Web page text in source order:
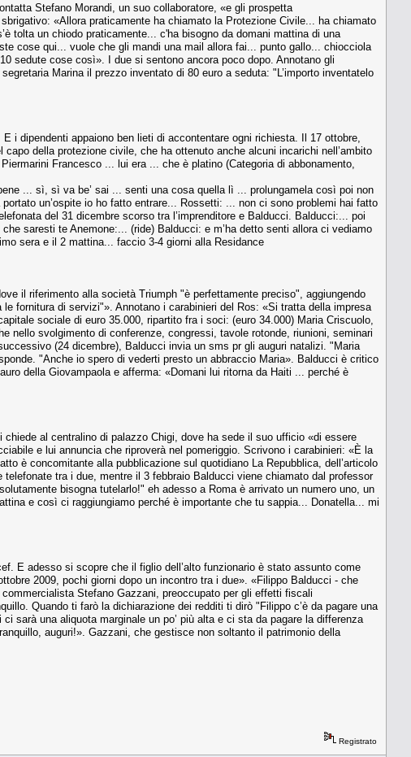
Stefano Morandi, un suo collaboratore, «e gli prospetta
«Allora praticamente ha chiamato la Protezione Civile... ha chiamato
tolta un chiodo praticamente... c'ha bisogno da domani mattina di una
cose qui... vuole che gli mandi una mail allora fai... punto gallo... chiocciola
sedute cose così». I due si sentono ancora poco dopo. Annotano gli
Marina il prezzo inventato di 80 euro a seduta: "L’importo inventatelo
i dipendenti appaiono ben lieti di accontentare ogni richiesta. Il 17 ottobre,
della protezione civile, che ha ottenuto anche alcuni incarichi nell’ambito
Francesco ... lui era ... che è platino (Categoria di abbonamento,
... sì, sì va be’ sai ... senti una cosa quella lì ... prolungamela così poi non
un’ospite io ho fatto entrare... Rossetti: ... non ci sono problemi hai fatto
del 31 dicembre scorso tra l’imprenditore e Balducci. Balducci:... poi
saresti te Anemone:... (ride) Balducci: e m’ha detto senti allora ci vediamo
sera e il 2 mattina... faccio 3-4 giorni alla Residance
il riferimento alla società Triumph "è perfettamente preciso", aggiungendo
fornitura di servizi"». Annotano i carabinieri del Ros: «Si tratta della impresa
sociale di euro 35.000, ripartito fra i soci: (euro 34.000) Maria Criscuolo,
nello svolgimento di conferenze, congressi, tavole rotonde, riunioni, seminari
(24 dicembre), Balducci invia un sms pr gli auguri natalizi. "Maria
"Anche io spero di vederti presto un abbraccio Maria». Balducci è critico
della Giovampaola e afferma: «Domani lui ritorna da Haiti ... perché è
al centralino di palazzo Chigi, dove ha sede il suo ufficio «di essere
e lui annuncia che riproverà nel pomeriggio. Scrivono i carabinieri: «È la
è concomitante alla pubblicazione sul quotidiano La Repubblica, dell’articolo
tra i due, mentre il 3 febbraio Balducci viene chiamato dal professor
bisogna tutelarlo!" eh adesso a Roma è arrivato un numero uno, un
e così ci raggiungiamo perché è importante che tu sappia... Donatella... mi
E adesso si scopre che il figlio dell’alto funzionario è stato assunto come
2009, pochi giorni dopo un incontro tra i due». «Filippo Balducci - che
Stefano Gazzani, preoccupato per gli effetti fiscali
Quando ti farò la dichiarazione dei redditi ti dirò "Filippo c’è da pagare una
sarà una aliquota marginale un po’ più alta e ci sta da pagare la differenza
auguri!». Gazzani, che gestisce non soltanto il patrimonio della
Registrato